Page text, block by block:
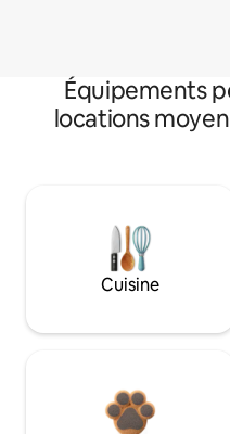
Équipements
locations
Cuisine